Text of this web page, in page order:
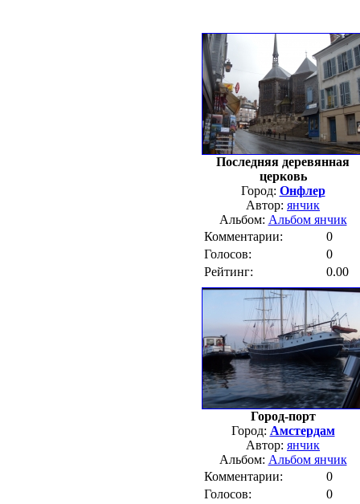
Последняя деревянная
церковь
Город: Онфлер
Автор: янчик
Альбом: Альбом янчик
Комментарии:
0
Голосов:
0
Рейтинг:
0.00
Город-порт
Город: Амстердам
Автор: янчик
Альбом: Альбом янчик
Комментарии:
0
Голосов:
0